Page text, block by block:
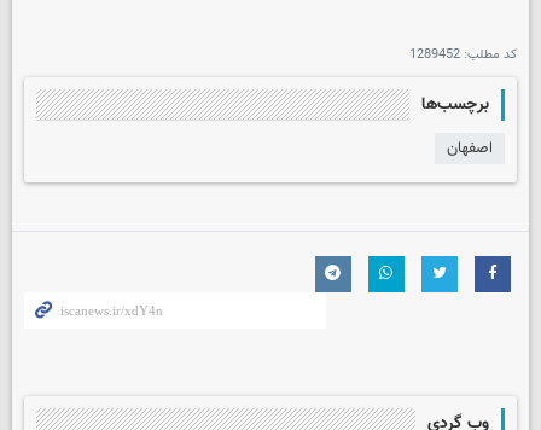
کد مطلب: 1289452
برچسب‌ها
اصفهان
وب گردی